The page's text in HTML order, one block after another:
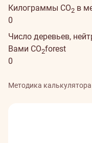
Килограммы CO2 в
0
Число деревьев,
Вами CO2forest
0
Методика